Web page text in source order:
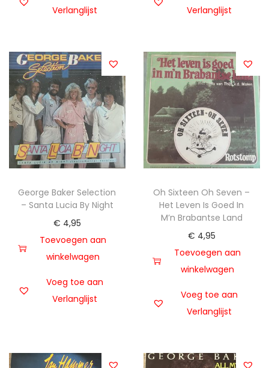
Verlanglijst
Verlanglijst
George Baker Selection
– Santa Lucia By Night
€ 4,95
Toevoegen aan
winkelwagen
Voeg toe aan
Verlanglijst
Oh Sixteen Oh Seven –
Het Leven Is Goed In
M’n Brabantse Land
€ 4,95
Toevoegen aan
winkelwagen
Voeg toe aan
Verlanglijst